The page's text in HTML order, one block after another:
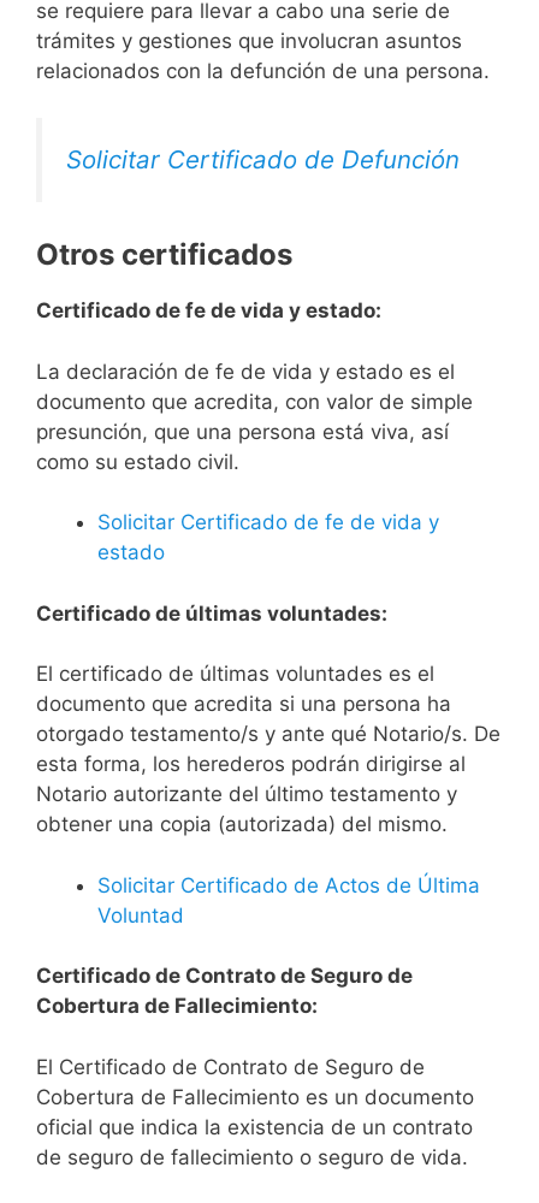
se requiere para llevar a cabo una serie de
trámites y gestiones que involucran asuntos
relacionados con la defunción de una persona.
Solicitar Certificado de Defunción
Otros certificados
Certificado de fe de vida y estado:
La declaración de fe de vida y estado es el
documento que acredita, con valor de simple
presunción, que una persona está viva, así
como su estado civil.
Solicitar Certificado de fe de vida y
estado
Certificado de últimas voluntades:
El certificado de últimas voluntades es el
documento que acredita si una persona ha
otorgado testamento/s y ante qué Notario/s. De
esta forma, los herederos podrán dirigirse al
Notario autorizante del último testamento y
obtener una copia (autorizada) del mismo.
Solicitar Certificado de Actos de Última
Voluntad
Certificado de Contrato de Seguro de
Cobertura de Fallecimiento:
El Certificado de Contrato de Seguro de
Cobertura de Fallecimiento es un documento
oficial que indica la existencia de un contrato
de seguro de fallecimiento o seguro de vida.